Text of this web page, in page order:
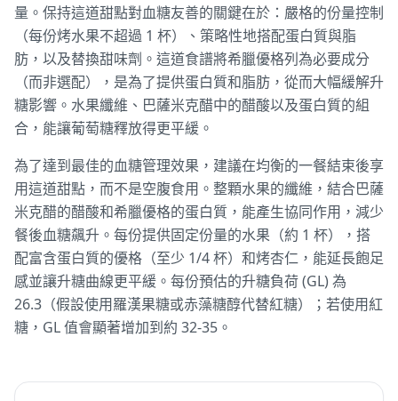
量。保持這道甜點對血糖友善的關鍵在於：嚴格的份量控制
（每份烤水果不超過 1 杯）、策略性地搭配蛋白質與脂
肪，以及替換甜味劑。這道食譜將希臘優格列為必要成分
（而非選配），是為了提供蛋白質和脂肪，從而大幅緩解升
糖影響。水果纖維、巴薩米克醋中的醋酸以及蛋白質的組
合，能讓葡萄糖釋放得更平緩。
為了達到最佳的血糖管理效果，建議在均衡的一餐結束後享
用這道甜點，而不是空腹食用。整顆水果的纖維，結合巴薩
米克醋的醋酸和希臘優格的蛋白質，能產生協同作用，減少
餐後血糖飆升。每份提供固定份量的水果（約 1 杯），搭
配富含蛋白質的優格（至少 1/4 杯）和烤杏仁，能延長飽足
感並讓升糖曲線更平緩。每份預估的升糖負荷 (GL) 為
26.3（假設使用羅漢果糖或赤藻糖醇代替紅糖）；若使用紅
糖，GL 值會顯著增加到約 32-35。